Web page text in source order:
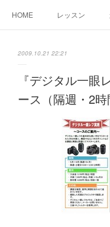
HOME レッスン
2009.10.21 22:21
『デジタル一眼
ース（隔週・2時